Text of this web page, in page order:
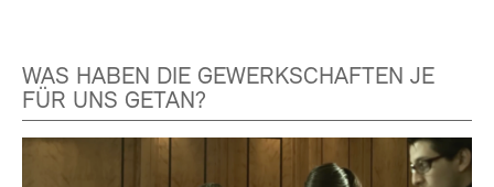
WAS HABEN DIE GEWERKSCHAFTEN JE
FÜR UNS GETAN?